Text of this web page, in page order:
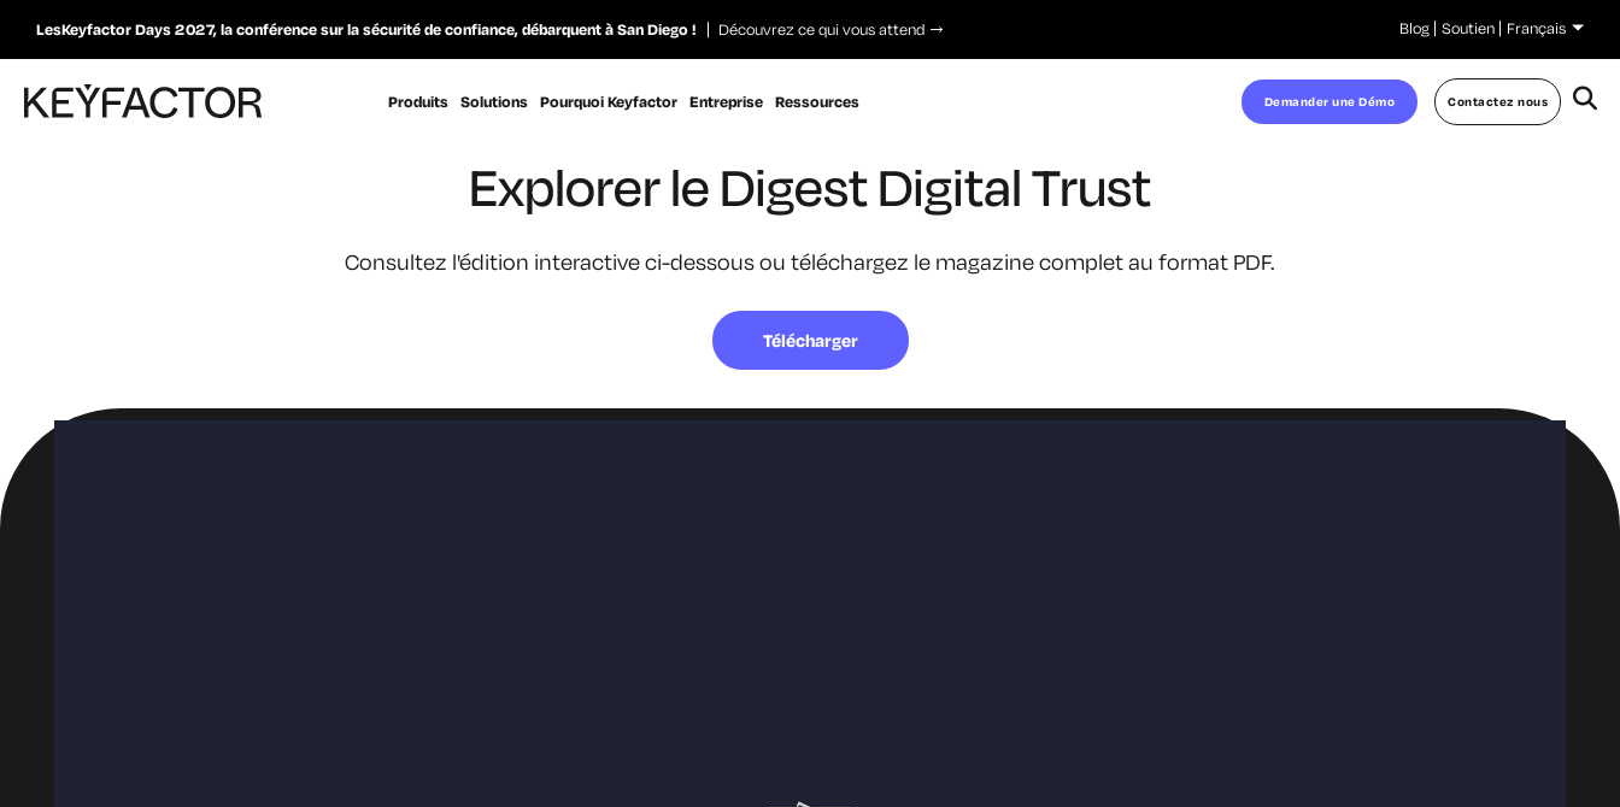
LesKeyfactor Days 2027, la conférence sur la sécurité de confiance, débarquent à San Diego ! Découvrez ce qui vous attend Blog Soutien Français
Produits Solutions Pourquoi Keyfactor Entreprise Ressources Demander une Démo Contactez nous
Explorer le Digest Digital Trust
Consultez l'édition interactive ci-dessous ou téléchargez le magazine complet au format PDF.
Télécharger